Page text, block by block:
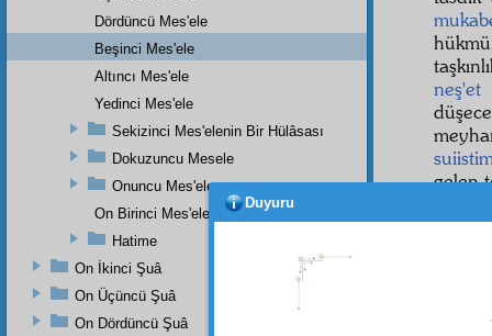
neş'et
gelen
Dördüncü Mes'ele
Beşinci Mes'ele
Altıncı Mes'ele
Yedinci Mes'ele
Sekizinci Mes'elenin Bir Hülâsası
Dokuzuncu Mesele
Onuncu Mes'ele
On Birinci Mes'ele
Hatime
On İkinci Şuâ
On Üçüncü Şuâ
On Dördüncü Şuâ
Duyuru